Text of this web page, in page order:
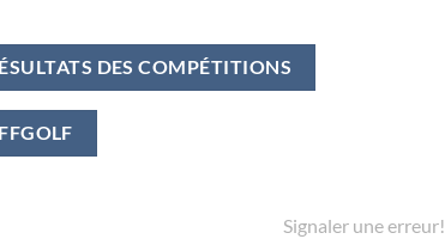
DES COMPÉTITIONS
Signaler une erreur!